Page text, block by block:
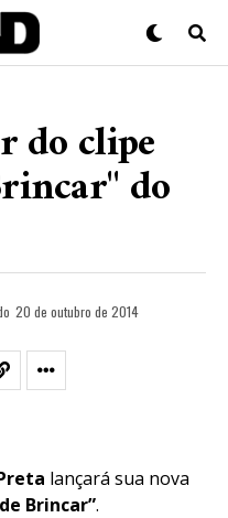
do clipe
do
20 de outubro de 2014
lançará sua nova
Brincar”.